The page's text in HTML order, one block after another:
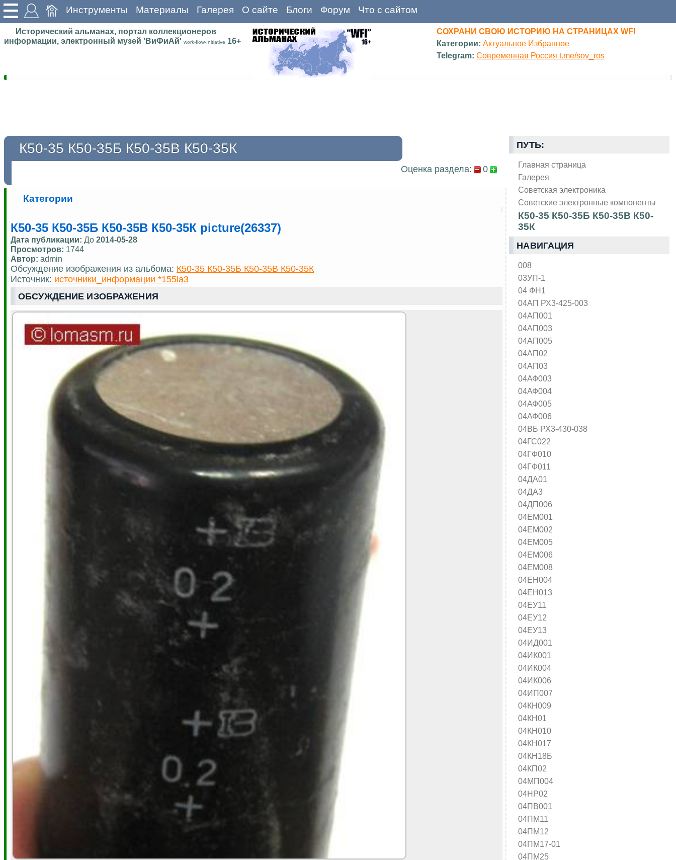
Инструменты Материалы Галерея О сайте Блоги Форум Что с сайтом
Исторический альманах, портал коллекционеров
информации, электронный музей 'ВиФиАй' work-flow-Initiative 16+
СОХРАНИ СВОЮ ИСТОРИЮ НА СТРАНИЦАХ WFI
Категории: Актуальное Избранное
Telegram: Современная Россия t.me/sov_ros
ПУТЬ:
Главная страница
Галерея
Советская электроника
Советские электронные компоненты
К50-35 К50-35Б К50-35В К50-
35К
НАВИГАЦИЯ
008
03УП-1
04 ФН1
04АП РХ3-425-003
04АП001
04АП003
04АП005
04АП02
04АП03
04АФ003
04АФ004
04АФ005
04АФ006
04ВБ РХ3-430-038
04ГС022
04ГФ010
04ГФ011
04ДА01
04ДА3
04ДП006
04ЕМ001
04ЕМ002
04ЕМ005
04ЕМ006
04ЕМ008
04ЕН004
04ЕН013
04ЕУ11
04ЕУ12
04ЕУ13
04ИД001
04ИК001
04ИК004
04ИК006
04ИП007
04КН009
04КН01
04КН010
04КН017
04КН18Б
04КП02
04МП004
04НР02
04ПВ001
04ПМ11
04ПМ12
04ПМ17-01
04ПМ25
К50-35 К50-35Б К50-35В К50-35К
Оценка раздела: 0
Категории
К50-35 К50-35Б К50-35В К50-35К picture(26337)
Дата публикации: До 2014-05-28
Просмотров: 1744
Автор: admin
Обсуждение изображения из альбома: К50-35 К50-35Б К50-35В К50-35К
Источник: источники_информации *155la3
ОБСУЖДЕНИЕ ИЗОБРАЖЕНИЯ